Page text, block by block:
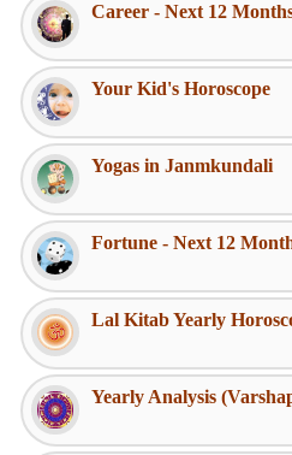
Career - Next 12
Your Kid's Horoscope
Yogas in Janmkundali
Fortune - Next 12
Lal Kitab Yearly
Yearly Analysis